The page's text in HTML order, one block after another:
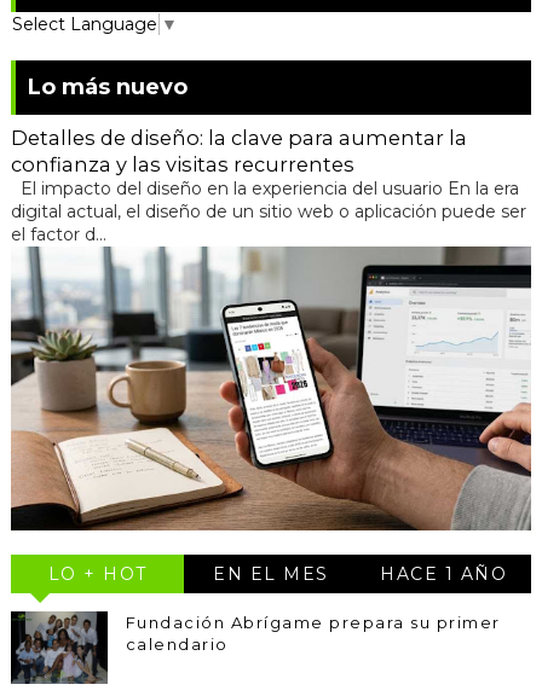
Select Language ▼
Lo más nuevo
Detalles de diseño: la clave para aumentar la
confianza y las visitas recurrentes
El impacto del diseño en la experiencia del usuario En la era
digital actual, el diseño de un sitio web o aplicación puede ser
el factor d...
LO + HOT EN EL MES HACE 1 AÑO
Fundación Abrígame prepara su primer
calendario